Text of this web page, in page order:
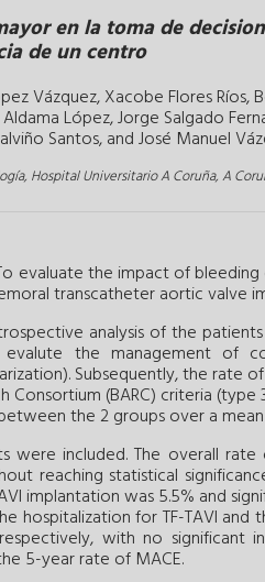
en la toma de
de un centro
Vázquez,Xacobe Flores Ríos,
López,Jorge Salgado
Santos, andJosé Manuel
Hospital Universitario A Coruña, A
evaluate the impact of
transcatheter aortic valve
analysis of the
the management of
Subsequently, the
Consortium (BARC) criteria
the 2 groups over a
included. The overall rate
reaching statistical
implantation was 5.5% and
hospitalization for TF-TAVI
with no significant
5-year rate of MACE.